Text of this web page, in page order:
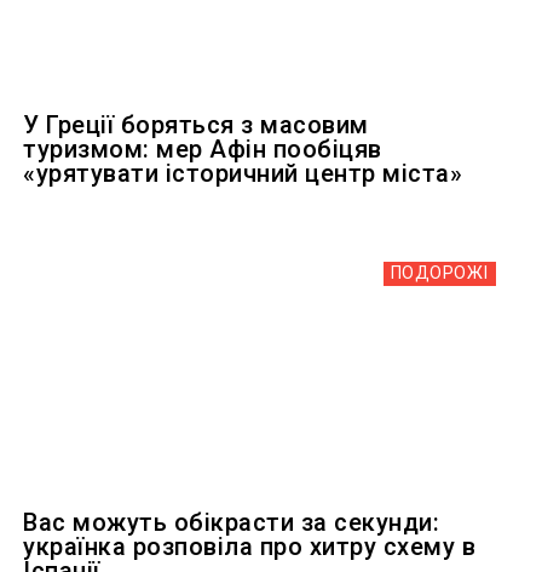
У Греції боряться з масовим
туризмом: мер Афін пообіцяв
«урятувати історичний центр міста»
ПОДОРОЖІ
Вас можуть обікрасти за секунди:
українка розповіла про хитру схему в